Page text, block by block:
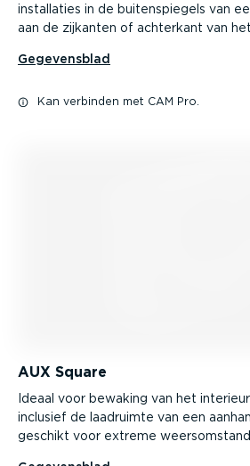
instal­laties in de buiten­spiegels van
aan de zijkanten of achterkant van
Gegevensblad
Kan verbinden met CAM Pro.
AUX Square
Ideaal voor bewaking van het
inclusief de laadruimte van een
geschikt voor extreme